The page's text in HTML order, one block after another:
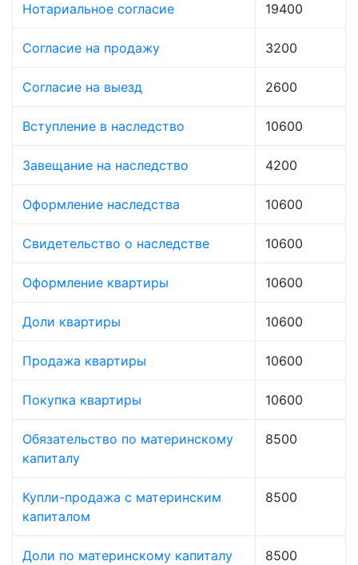
Нотариальное согласие 19400
Согласие на продажу 3200
Согласие на выезд 2600
Вступление в наследство 10600
Завещание на наследство 4200
Оформление наследства 10600
Свидетельство о наследстве 10600
Оформление квартиры 10600
Доли квартиры 10600
Продажа квартиры 10600
Покупка квартиры 10600
Обязательство по материнскому
капиталу
8500
Купли-продажа с материнским
капиталом
8500
Доли по материнскому капиталу 8500